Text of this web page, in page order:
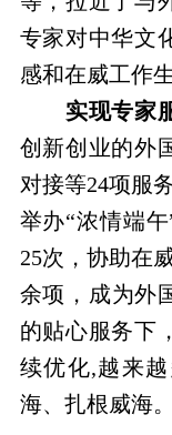
专家对中华文
感和在威工作
实现专家服
创新创业的外
对接等24项服
举办“浓情端
25次，协助在
余项，成为外
的贴心服务下
续优化,越来
海、扎根威海。